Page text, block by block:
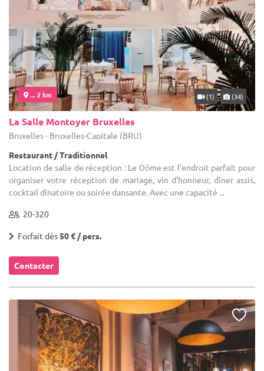
... 2 km (1) (34)
La Salle Montoyer Bruxelles
Bruxelles - Bruxelles-Capitale (BRU)
Restaurant / Traditionnel
Location de salle de réception : Le Dôme est l’endroit parfait pour
organiser votre réception de mariage, vin d’honneur, dîner assis,
cocktail dînatoire ou soirée dansante. Avec une capacité ...
20-320
Forfait dès50 € / pers.
Contacter